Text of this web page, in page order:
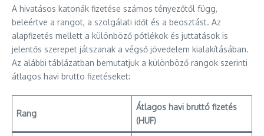
A hivatásos katonák fizetése számos tényezőtől függ,
beleértve a rangot, a szolgálati időt és a beosztást. Az
alapfizetés mellett a különböző pótlékok és juttatások is
jelentős szerepet játszanak a végső jövedelem kialakításában.
Az alábbi táblázatban bemutatjuk a különböző rangok szerinti
átlagos havi brutto fizetéseket:
Rang
Átlagos havi bruttó fizetés
(HUF)